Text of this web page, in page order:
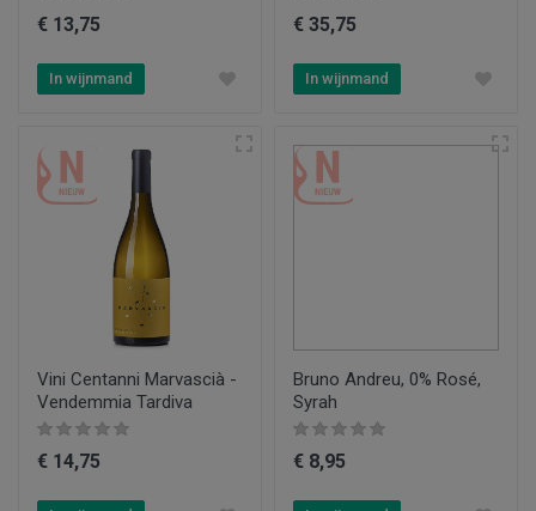
€ 13,75
In wijnmand
€ 35,75
In wijnmand
Vini Centanni Marvascià -
Vendemmia Tardiva
€ 14,75
Bruno Andreu, 0% Rosé,
Syrah
€ 8,95